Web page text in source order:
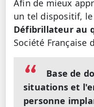
Afin de mieux
un tel dispositif,
Défibrillateur au
Société Française
Base de
situations et
personne